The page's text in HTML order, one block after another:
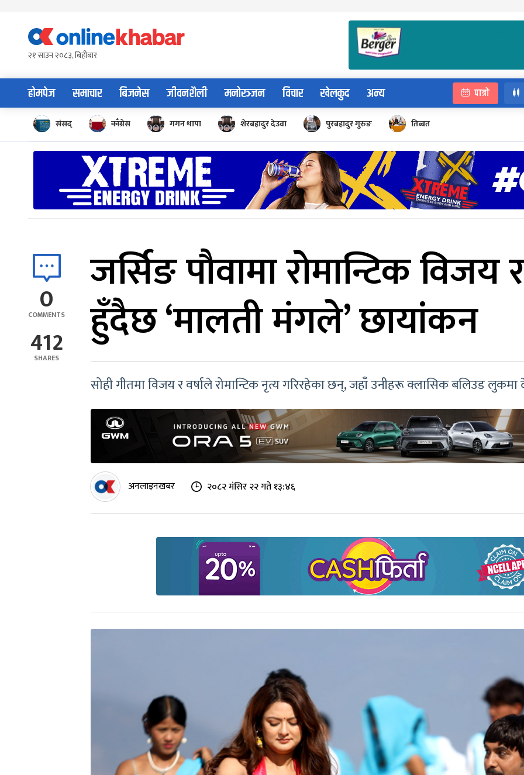
content२१ साउन २०८३, बिहीबार
होमपेज समाचार बिजनेस जीवनशैली मनोरञ्जन विचार खेलकुद अन्य पात्रो
संसद् काँग्रेस गगन थापा शेरबहादुर देउवा पुरबहादुर गुरुङ तिब्बत
0
COMMENTS
412
SHARES
जर्सिङ पौवामा रोमान्टिक विजय
हुँदैछ ‘मालती मंगले’ छायांकन
सोही गीतमा विजय र वर्षाले रोमान्टिक नृत्य गरिरहेका छन्, जहाँ उनीहरू क्लासिक बलिउड
अनलाइनखबर २०८२ मंसिर २२ गते १३:४६